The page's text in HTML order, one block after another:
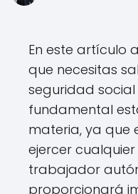
En este artículo
que necesitas
seguridad
fundamental
materia, ya que
ejercer
trabajador
proporcionará